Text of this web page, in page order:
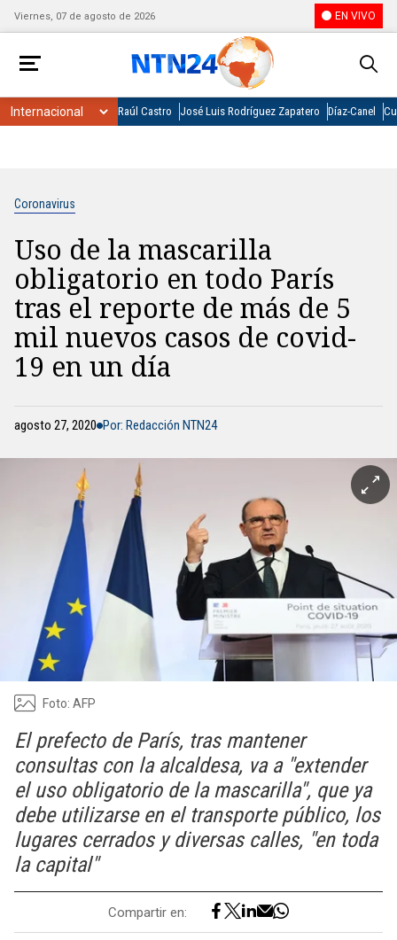
Viernes, 07 de agosto de 2026 EN VIVO
Raúl Castro José Luis Rodríguez Zapatero Díaz-Canel
Coronavirus
Uso de la mascarilla
obligatorio en todo París
tras el reporte de más de 5
mil nuevos casos de covid-
19 en un día
agosto 27, 2020 Por: Redacción NTN24
Foto: AFP
El prefecto de París, tras mantener
consultas con la alcaldesa, va a "extender
el uso obligatorio de la mascarilla", que ya
debe utilizarse en el transporte público, los
lugares cerrados y diversas calles, "en toda
la capital"
Compartir en: